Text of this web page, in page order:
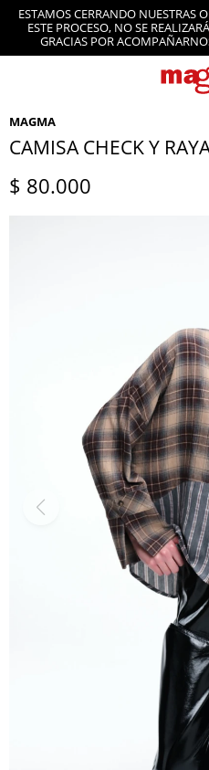
ESTAMOS CERRANDO NUESTRAS
ESTE PROCESO, NO SE
GRACIAS POR
MAGMA
CAMISA CHECK Y
$ 80.000